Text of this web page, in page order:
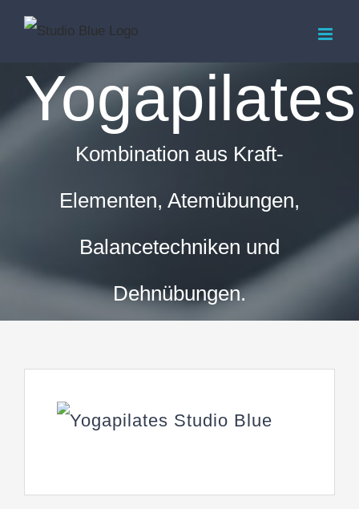
Zum
springenYogapilates
Kombination aus Kraft-
Elementen, Atemübungen,
Balancetechniken und
Dehnübungen.